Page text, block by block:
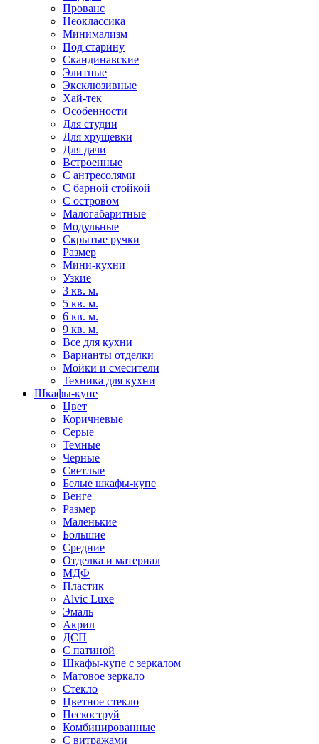
Прованс
Неоклассика
Минимализм
Под старину
Скандинавские
Элитные
Эксклюзивные
Хай-тек
Особенности
Для студии
Для хрущевки
Для дачи
Встроенные
С антресолями
С барной стойкой
С островом
Малогабаритные
Модульные
Скрытые ручки
Размер
Мини-кухни
Узкие
3 кв. м.
5 кв. м.
6 кв. м.
9 кв. м.
Все для кухни
Варианты отделки
Мойки и смесители
Техника для кухни
Шкафы-купе
Цвет
Коричневые
Серые
Темные
Черные
Светлые
Белые шкафы-купе
Венге
Размер
Маленькие
Большие
Средние
Отделка и материал
МДФ
Пластик
Alvic Luxe
Эмаль
Акрил
ДСП
С патиной
Шкафы-купе с зеркалом
Матовое зеркало
Стекло
Цветное стекло
Пескоструй
Комбинированные
С витражами